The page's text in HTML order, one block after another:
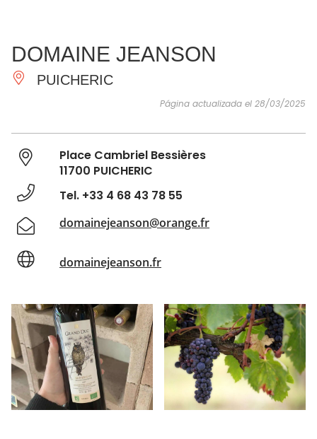
IMPRESCINDIBLES
HACER
INSPIRACIONES
DOMAINE JEANSON
PUICHERIC
Página actualizada el 28/03/2025
Place Cambriel Bessières
11700 PUICHERIC
Tel. +33 4 68 43 78 55
domainejeanson@orange.fr
domainejeanson.fr